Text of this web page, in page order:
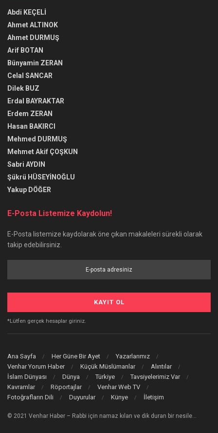
Abdi KEÇELİ
Ahmet ALTINOK
Ahmet DURMUŞ
Arif BOTAN
Bünyamin ZERAN
Celal SANCAR
Dilek BUZ
Erdal BAYRAKTAR
Erdem ZERAN
Hasan BAKIRCI
Mehmed DURMUŞ
Mehmet Akif ÇOŞKUN
Sabri AYDIN
Şükrü HÜSEYİNOĞLU
Yakup DÖĞER
E-Posta Listemize Kaydolun!
E-Posta listemize kaydolarak öne çıkan makaleleri sürekli olarak
takip edebilirsiniz.
*Lütfen gerçek hesaplar giriniz.
Ana Sayfa Her Güne Bir Ayet
Yazarlarımız
Venhar Yorum Haber
Küçük Müslümanlar
Alıntılar
İslam Dünyası
Dünya Türkiye
Tavsiyelerimiz Var
Kavramlar
Röportajlar
Venhar Web TV
Fotoğrafların Dili
Duyurular Künye İletişim
© 2021 Venhar Haber – Rabbi için namaz kılan ve dik duran bir nesile…